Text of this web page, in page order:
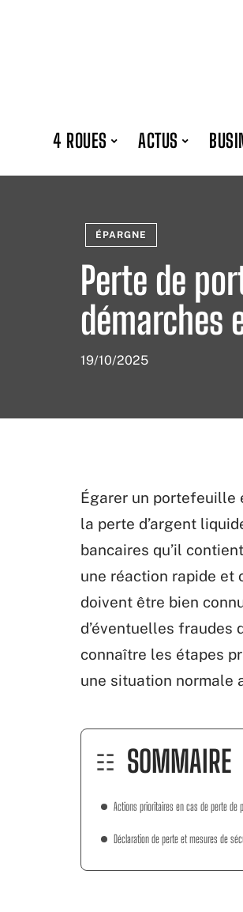
4 ROUES ACTUS
ÉPARGNE
Perte de
démarches
19/10/2025
Égarer un portefeuille
la perte d’argent
bancaires qu’il
une réaction rapide et
doivent être bien
d’éventuelles fraudes
connaître les étapes
une situation normale
SOMMAIRE
Actions prioritaires en cas de perte de
Déclaration de perte et mesures de